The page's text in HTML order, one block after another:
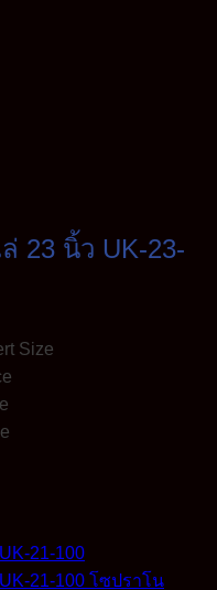
23 นิ้ว UK-23-
Size